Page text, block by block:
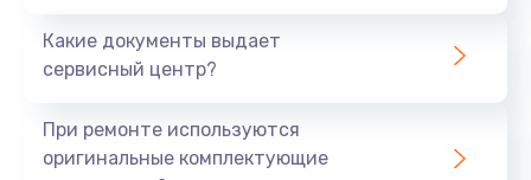
Восстановление данных
Заказать
Какие документы выдает
сервисный центр?
При ремонте используются
оригинальные комплектующие